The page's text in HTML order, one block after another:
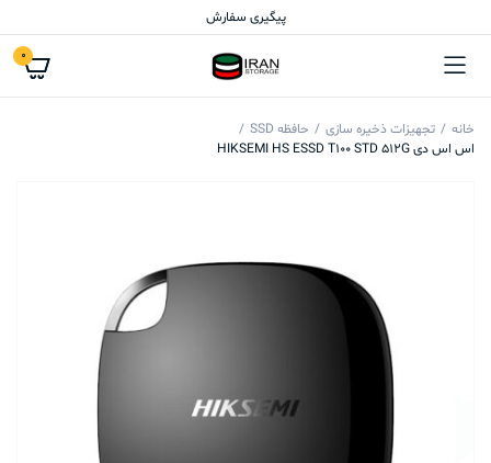
پیگیری سفارش
0
خانه تجهیزات ذخیره سازی
حافظه SSD
اس اس دی HIKSEMI HS ESSD T100 STD 512G